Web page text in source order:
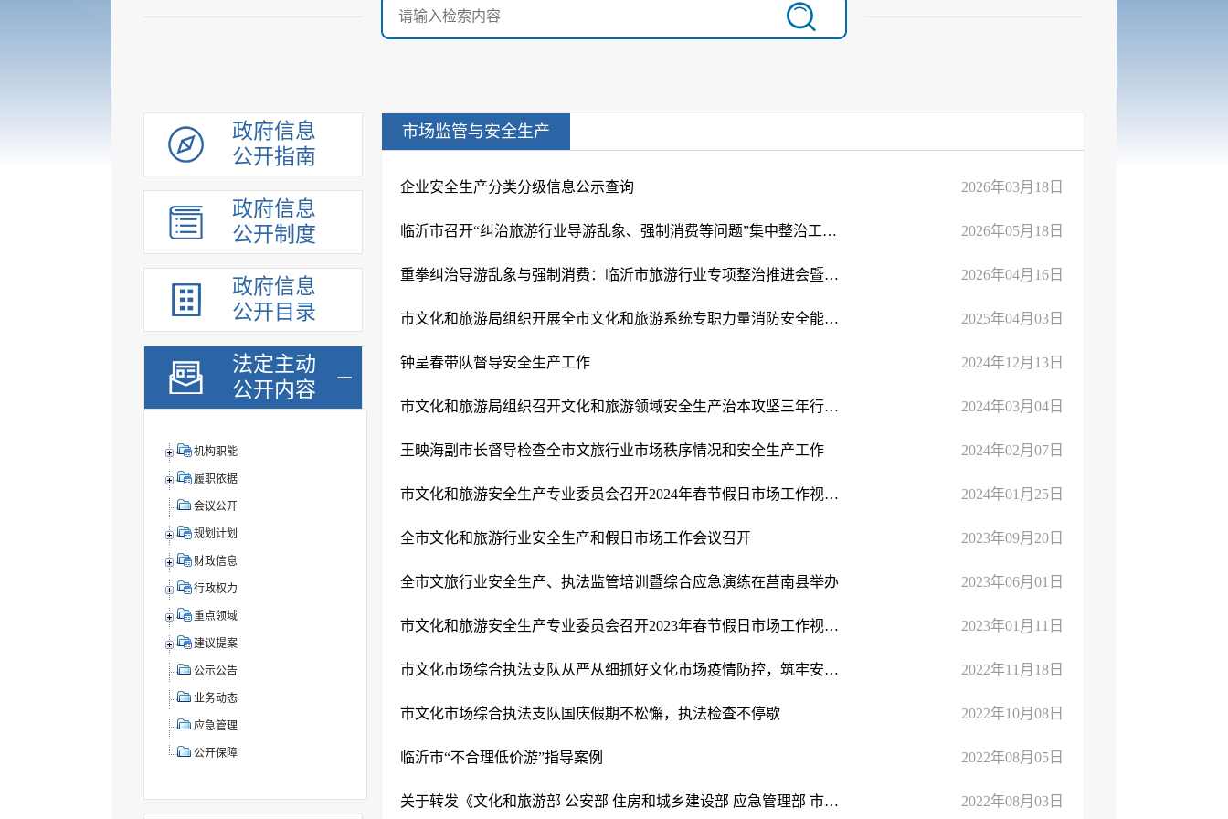
政府信息
公开指南
政府信息
公开制度
政府信息
公开目录
法定主动
公开内容
机构职能
履职依据
会议公开
规划计划
财政信息
行政权力
重点领域
建议提案
公示公告
业务动态
应急管理
公开保障
市场监管与安全生产
企业安全生产分类分级信息公示查询 2026年03月18日
临沂市召开“纠治旅游行业导游乱象、强制消费等问题”集中整治工作推进会 2026年05月18日
重拳纠治导游乱象与强制消费：临沂市旅游行业专项整治推进会暨旅游执法"以案施训"培训班开班 2026年04月16日
市文化和旅游局组织开展全市文化和旅游系统专职力量消防安全能力提升培训 2025年04月03日
钟呈春带队督导安全生产工作 2024年12月13日
市文化和旅游局组织召开文化和旅游领域安全生产治本攻坚三年行动动员部署会 2024年03月04日
王映海副市长督导检查全市文旅行业市场秩序情况和安全生产工作 2024年02月07日
市文化和旅游安全生产专业委员会召开2024年春节假日市场工作视频会议 2024年01月25日
全市文化和旅游行业安全生产和假日市场工作会议召开 2023年09月20日
全市文旅行业安全生产、执法监管培训暨综合应急演练在莒南县举办 2023年06月01日
市文化和旅游安全生产专业委员会召开2023年春节假日市场工作视频会议 2023年01月11日
市文化市场综合执法支队从严从细抓好文化市场疫情防控，筑牢安全屏障 2022年11月18日
市文化市场综合执法支队国庆假期不松懈，执法检查不停歇 2022年10月08日
临沂市“不合理低价游”指导案例 2022年08月05日
关于转发《文化和旅游部 公安部 住房和城乡建设部 应急管理部 市场监管总局关于加强剧本娱乐经营场所管 ... 2022年08月03日